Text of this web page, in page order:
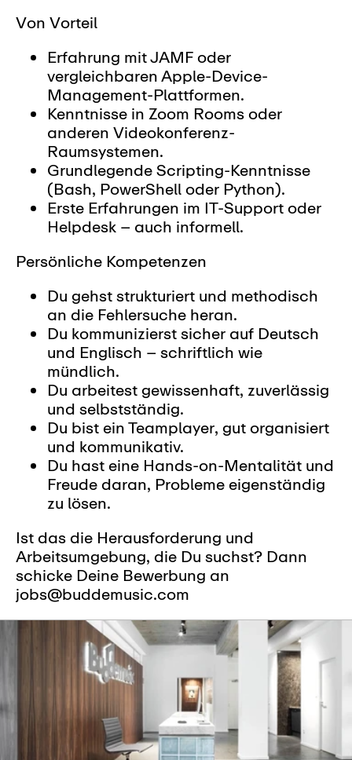
Von Vorteil
Erfahrung mit JAMF oder
vergleichbaren Apple-Device-
Management-Plattformen.
Kenntnisse in Zoom Rooms oder
anderen Videokonferenz-
Raumsystemen.
Grundlegende Scripting-Kenntnisse
(Bash, PowerShell oder Python).
Erste Erfahrungen im IT-Support oder
Helpdesk – auch informell.
Persönliche Kompetenzen
Du gehst strukturiert und methodisch
an die Fehlersuche heran.
Du kommunizierst sicher auf Deutsch
und Englisch – schriftlich wie
mündlich.
Du arbeitest gewissenhaft, zuverlässig
und selbstständig.
Du bist ein Teamplayer, gut organisiert
und kommunikativ.
Du hast eine Hands-on-Mentalität und
Freude daran, Probleme eigenständig
zu lösen.
Ist das die Herausforderung und
Arbeitsumgebung, die Du suchst? Dann
schicke Deine Bewerbung an
jobs@buddemusic.com